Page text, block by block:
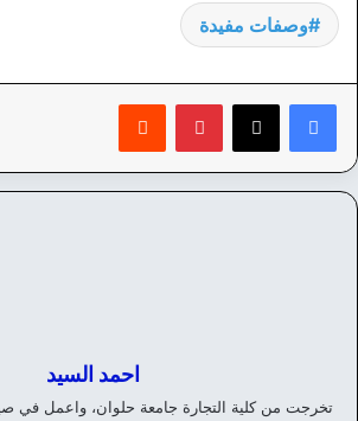
وصفات مفيدة
بينتيريست
احمد السيد
تخرجت من كلية التجارة جامعة حلوان، واعمل في